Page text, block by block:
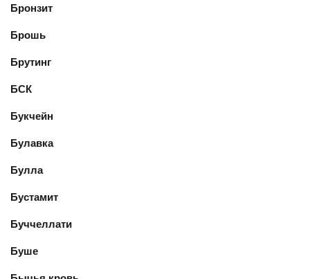
Бронзит
Брошь
Брутинг
БСК
Букчейн
Булавка
Булла
Бустамит
Буччеллати
Буше